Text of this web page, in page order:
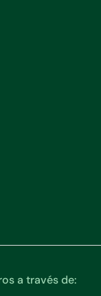
a través de: